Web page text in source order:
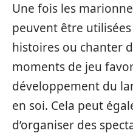
Une fois les
peuvent être
histoires ou chanter
moments de jeu
développement du
en soi. Cela peut
d’organiser des